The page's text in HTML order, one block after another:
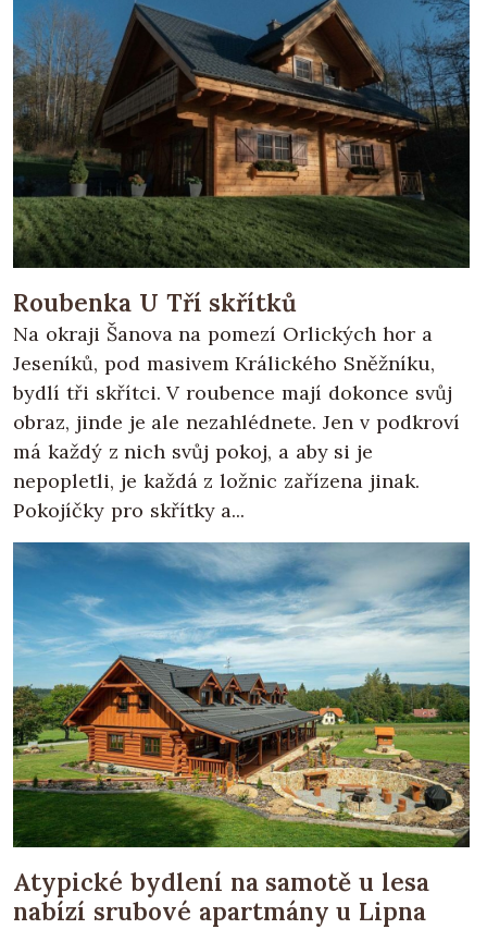
Roubenka U Tří skřítků
Na okraji Šanova na pomezí Orlických hor a
Jeseníků, pod masivem Králického Sněžníku,
bydlí tři skřítci. V roubence mají dokonce svůj
obraz, jinde je ale nezahlédnete. Jen v podkroví
má každý z nich svůj pokoj, a aby si je
nepopletli, je každá z ložnic zařízena jinak.
Pokojíčky pro skřítky a...
Atypické bydlení na samotě u lesa
nabízí srubové apartmány u Lipna